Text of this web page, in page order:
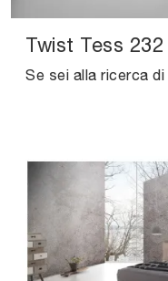
Twist Tess 232